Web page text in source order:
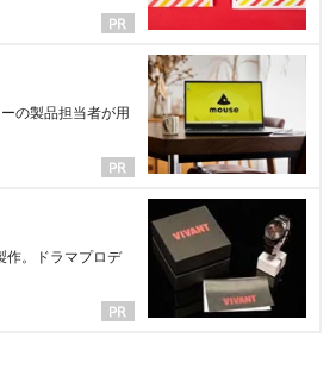
の製品担当者が用
作。ドラマプロデ